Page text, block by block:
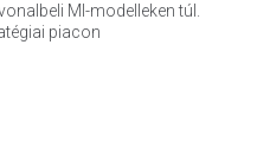
MI-modelleken túl.
piacon